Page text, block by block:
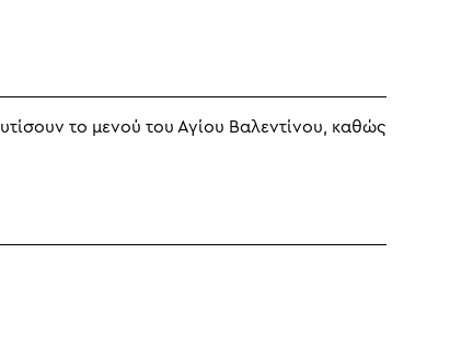
το μενού του Αγίου Βαλεντίνου, καθώς